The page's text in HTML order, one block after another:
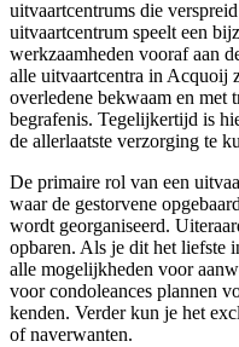
uitvaartcentrums die
uitvaartcentrum speelt een
werkzaamheden vooraf aan
alle uitvaartcentra in Acquoij
overledene bekwaam en met
begrafenis. Tegelijkertijd is
de allerlaatste verzorging te
De primaire rol van een
waar de gestorvene
wordt georganiseerd.
opbaren. Als je dit het liefste
alle mogelijkheden voor
voor condoleances plannen
kenden. Verder kun je het
of naverwanten.